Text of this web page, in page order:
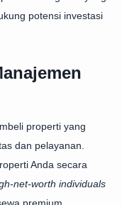
potensi investasi
properti yang
dan pelayanan.
Anda secara
net-worth individuals